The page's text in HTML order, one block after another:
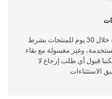
خدمة إرجاع سهلة وسريعة خلال 30 يوم للمنتجات بشرط
وغير مغسولة مع بقاء
قبول أي طلب إرجاع لا
الاستثناءات